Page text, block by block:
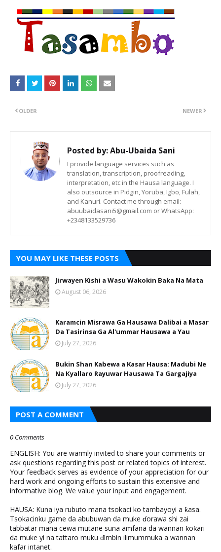
NEWER
OLDER
Posted by:Abu-Ubaida Sani
I provide language services such as
translation, transcription, proofreading,
interpretation, etc in the Hausa language. I
also outsource in Pidgin, Yoruba, Igbo, Fulah,
and Kanuri. Contact me through email:
abuubaidasani5@gmail.com or WhatsApp:
+2348133529736
YOU MAY LIKE THESE POSTS
Jirwayen Kishi a Wasu Wakokin Baka Na Mata
August 06, 2026
Karamcin Misrawa Ga Hausawa Dalibai a Masar
Da Tasirinsa Ga Al'ummar Hausawa a Yau
July 27, 2026
Bukin Shan Kabewa a Kasar Hausa: Madubi Ne
Na Кyallaro Rayuwar Hausawa Ta Gargajiya
July 27, 2026
POST A COMMENT
0 Comments
ENGLISH: You are warmly invited to share your comments or
ask questions regarding this post or related topics of interest.
Your feedback serves as evidence of your appreciation for our
hard work and ongoing efforts to sustain this extensive and
informative blog. We value your input and engagement.
HAUSA: Kuna iya rubuto mana tsokaci ko tambayoyi a ƙasa.
Tsokacinku game da abubuwan da muke ɗorawa shi zai
tabbatar mana cewa mutane suna amfana da wannan ƙoƙari
da muke yi na tattaro muku ɗimbin ilimummuka a wannan
kafar intanet.